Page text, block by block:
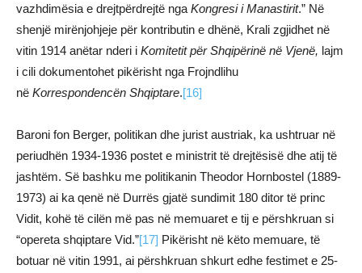
vazhdimësia e drejtpërdrejtë nga Kongresi i Manastirit.” Në
shenjë mirënjohjeje për kontributin e dhënë, Krali zgjidhet në
vitin 1914 anëtar nderi i Komitetit për Shqipërinë në Vjenë, lajm
i cili dokumentohet pikërisht nga Frojndlihu
në Korrespondencën Shqiptare.[16]
Baroni fon Berger, politikan dhe jurist austriak, ka ushtruar në
periudhën 1934-1936 postet e ministrit të drejtësisë dhe atij të
jashtëm. Së bashku me politikanin Theodor Hornbostel (1889-
1973) ai ka qenë në Durrës gjatë sundimit 180 ditor të princ
Vidit, kohë të cilën më pas në memuaret e tij e përshkruan si
“opereta shqiptare Vid.”[17] Pikërisht në këto memuare, të
botuar në vitin 1991, ai përshkruan shkurt edhe festimet e 25-